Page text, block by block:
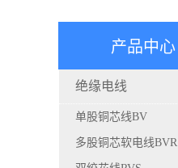
产品中心
绝缘电线
单股铜芯线BV
多股铜芯软电线BVR